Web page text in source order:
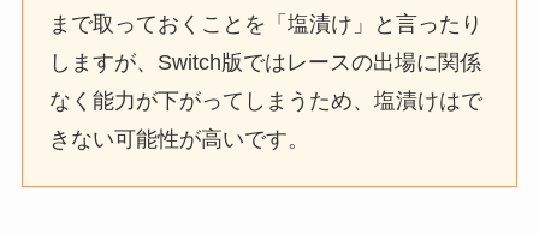
まで取っておくことを「塩漬け」と言ったり
しますが、Switch版ではレースの出場に関係
なく能力が下がってしまうため、塩漬けはで
きない可能性が高いです。